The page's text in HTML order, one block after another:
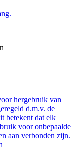
hergebruik van
d.m.v. de
betekent dat elk
voor onbepaalde
aan verbonden zijn.